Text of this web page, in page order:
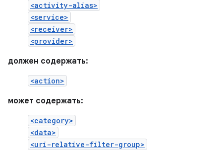
<activity-alias>
<service>
<receiver>
<provider>
должен содержать:
<action>
может содержать:
<category>
<data>
<uri-relative-filter-group>